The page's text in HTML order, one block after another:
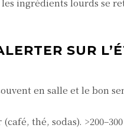
ingrédients lourds se
SUR
en salle et le bon
thé, sodas).